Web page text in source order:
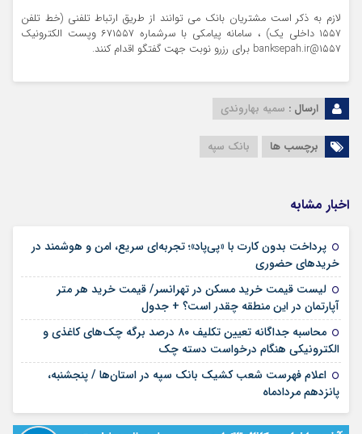
لازم به ذکر است مشتریان بانک می توانند از طریق ارتباط تلفنی (خط تلفن
۱۵۵۷ داخلی یک) ، سامانه پیامکی با سرشماره ۶۷۱۵۵۷ وپست الکترونیک
۱۵۵۷@banksepah.ir برای رزرو نوبت جهت گفتگو اقدام کنند.
ارسال : سمیه بهاروندی
برچسب ها بانک سپه
اخبار مشابه
پرداخت بدون کارت با «پی‌پاد»؛ تجربه‌ای سریع، امن و هوشمند در
خریدهای حضوری
لیست قیمت خرید مسکن در تهرانسر/ قیمت خرید هر متر
آپارتمان در این منطقه چقدر است؟ + جدول
محاسبه جداگانه تعیین تکلیف ۸۰ درصد برگه چک‌های کاغذی و
الکترونیکی هنگام درخواست دسته چک
اعلام فهرست شعب کشیک بانک سپه در استان‌ها / پنجشنبه،
پانزدهم مردادماه